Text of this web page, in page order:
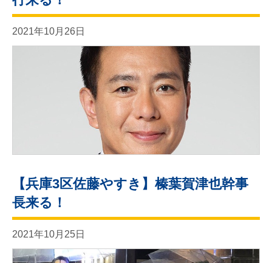
2021年10月26日
【兵庫3区佐藤やすき】榛葉賀津也幹事
長来る！
2021年10月25日